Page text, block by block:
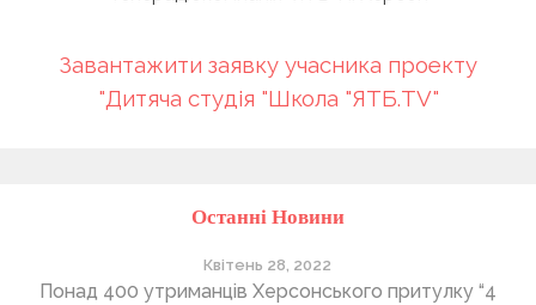
Завантажити заявку учасника проекту
"Дитяча студія "Школа "ЯТБ.TV"
Останні Новини
Квітень 28, 2022
Понад 400 утриманців Херсонського притулку “4